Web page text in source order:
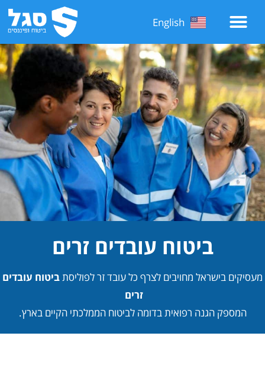
English
ביטוח עובדים זרים
מעסיקים בישראל מחויבים לצרף כל עובד זר לפוליסתביטוח עובדים
זרים
המספק הגנה רפואית בדומה לביטוח הממלכתי הקיים בארץ.